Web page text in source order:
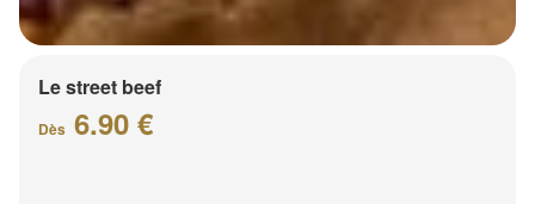
Le street beef
Dès 6.90 €